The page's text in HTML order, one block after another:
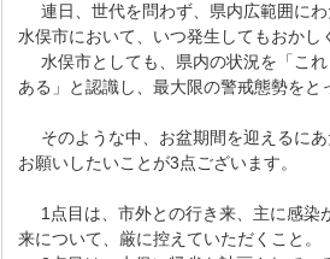
連日、世代を問わず、県内広範囲にわ
水俣市において、いつ発生してもおかし
水俣市としても、県内の状況を「こ
ある」と認識し、最大限の警戒態勢をと
そのような中、お盆期間を迎えるに
お願いしたいことが3点ございます。
1点目は、市外との行き来、主に感染
来について、厳に控えていただくこと。